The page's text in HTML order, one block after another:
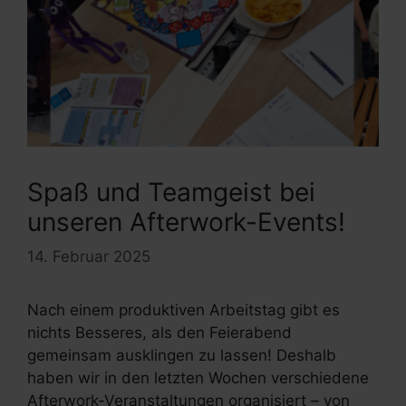
Spaß und Teamgeist bei
unseren Afterwork-Events!
14. Februar 2025
Nach einem produktiven Arbeitstag gibt es
nichts Besseres, als den Feierabend
gemeinsam ausklingen zu lassen! Deshalb
haben wir in den letzten Wochen verschiedene
Afterwork-Veranstaltungen organisiert – von